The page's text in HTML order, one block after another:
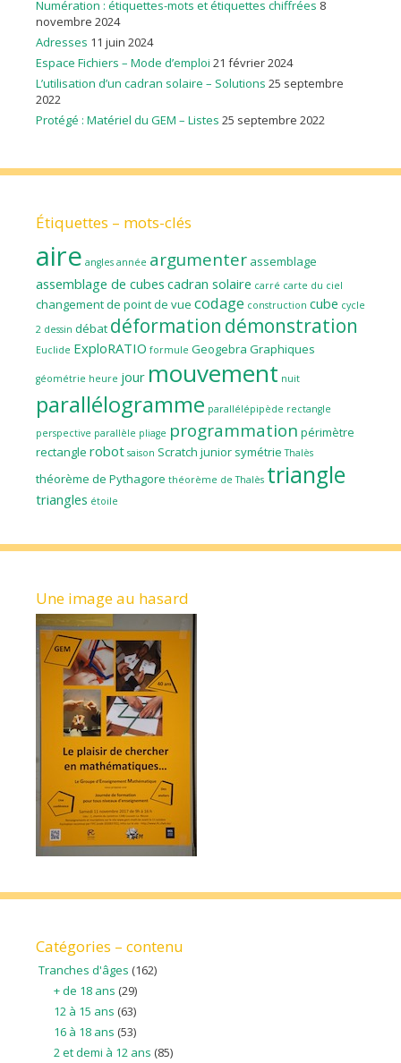
Numération : étiquettes-mots et étiquettes chiffrées 8
novembre 2024
Adresses 11 juin 2024
Espace Fichiers – Mode d’emploi 21 février 2024
L’utilisation d’un cadran solaire – Solutions 25 septembre
2022
Protégé : Matériel du GEM – Listes 25 septembre 2022
Étiquettes – mots-clés
aire angles année argumenter assemblage
assemblage de cubes cadran solaire carré carte du ciel
changement de point de vue codage construction cube cycle
2 dessin débat déformation démonstration
Euclide ExploRATIO formule Geogebra Graphiques
géométrie heure jour mouvement nuit
parallélogramme parallélépipède rectangle
perspective parallèle pliage programmation périmètre
rectangle robot saison Scratch junior symétrie Thalès
théorème de Pythagore théorème de Thalès triangle
triangles étoile
Une image au hasard
Catégories – contenu
Tranches d'âges (162)
+ de 18 ans (29)
12 à 15 ans (63)
16 à 18 ans (53)
2 et demi à 12 ans (85)